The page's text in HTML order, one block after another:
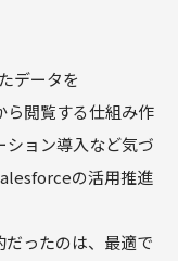
データを
閲覧する仕組み作
ョン導入など気づ
の活用推進
ったのは、最適で